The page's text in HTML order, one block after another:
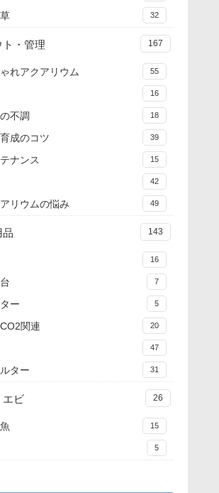
32
ト・管理 167
れアクアリウム 55
16
不調 18
成のコツ 39
ナンス 15
42
リウムの悩み 49
品 143
16
7
ー 5
関連 20
47
ター 31
エビ 26
15
5